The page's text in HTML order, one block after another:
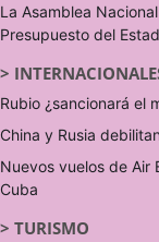
La Asamblea
Presupuesto del
>
Rubio ¿sancionará el
China y Rusia
Nuevos vuelos de Air
Cuba
> TURISMO